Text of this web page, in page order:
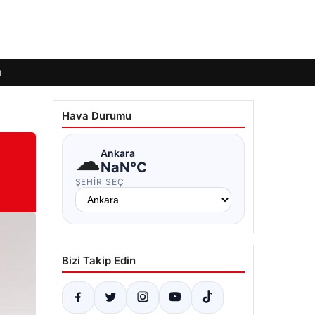
Hava Durumu
☁Ankara
NaN°C
ŞEHIR SEÇ
Bizi Takip Edin